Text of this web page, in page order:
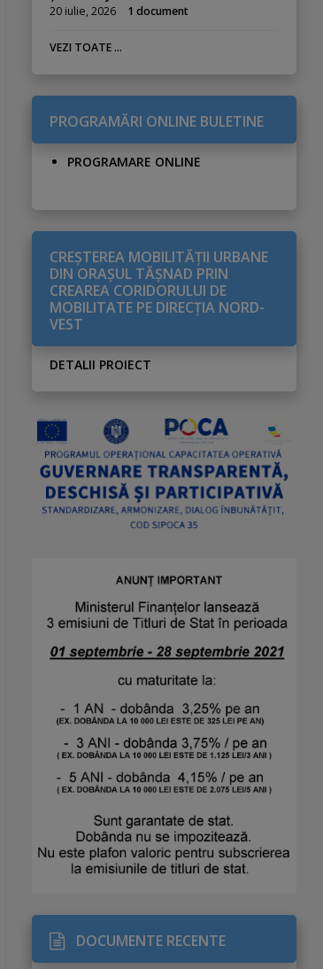
20 iulie, 2026 1 document
VEZI TOATE ...
PROGRAMĂRI ONLINE BULETINE
PROGRAMARE ONLINE
CREŞTEREA MOBILITĂŢII URBANE
DIN ORAŞUL TĂŞNAD PRIN
CREAREA CORIDORULUI DE
MOBILITATE PE DIRECŢIA NORD-
VEST
DETALII PROIECT
DOCUMENTE RECENTE